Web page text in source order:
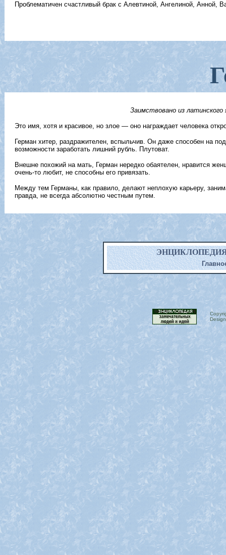
Проблематичен счастливый брак с Алевтиной, Ангелиной,
Заимствовано из
Это имя, хотя и красивое, но злое — оно награждает человека
Герман хитер, раздражителен, вспыльчив. Он даже способен на
возможности заработать лишний рубль. Плутоват.
Внешне похожий на мать, Герман нередко обаятелен, нравится
очень-то любит, не способны его привязать.
Между тем Германы, как правило, делают неплохую карьеру,
правда, не всегда абсолютно честным путем.
ЭНЦИКЛОПЕДИЯ